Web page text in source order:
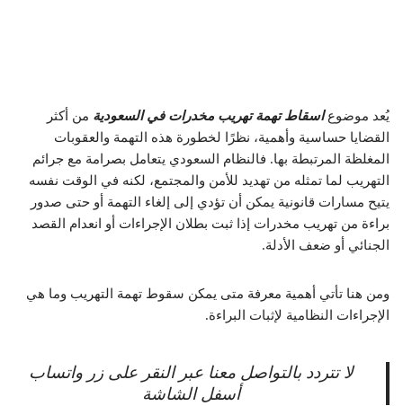
يُعد موضوعاسقاط تهمة تهريب مخدرات في السعودية من أكثر
القضايا حساسية وأهمية، نظرًا لخطورة هذه التهمة والعقوبات
المغلظة المرتبطة بها. فالنظام السعودي يتعامل بصرامة مع جرائم
التهريب لما تمثله من تهديد للأمن والمجتمع، لكنه في الوقت نفسه
يتيح مسارات قانونية يمكن أن تؤدي إلى إلغاء التهمة أو حتى صدور
براءة من تهريب مخدرات إذا ثبت بطلان الإجراءات أو انعدام القصد
الجنائي أو ضعف الأدلة.
ومن هنا تأتي أهمية معرفة متى يمكن سقوط تهمة التهريب وما هي
الإجراءات النظامية لإثبات البراءة.
لا تتردد بالتواصل معنا عبر النقر على زر واتساب
أسفل الشاشة